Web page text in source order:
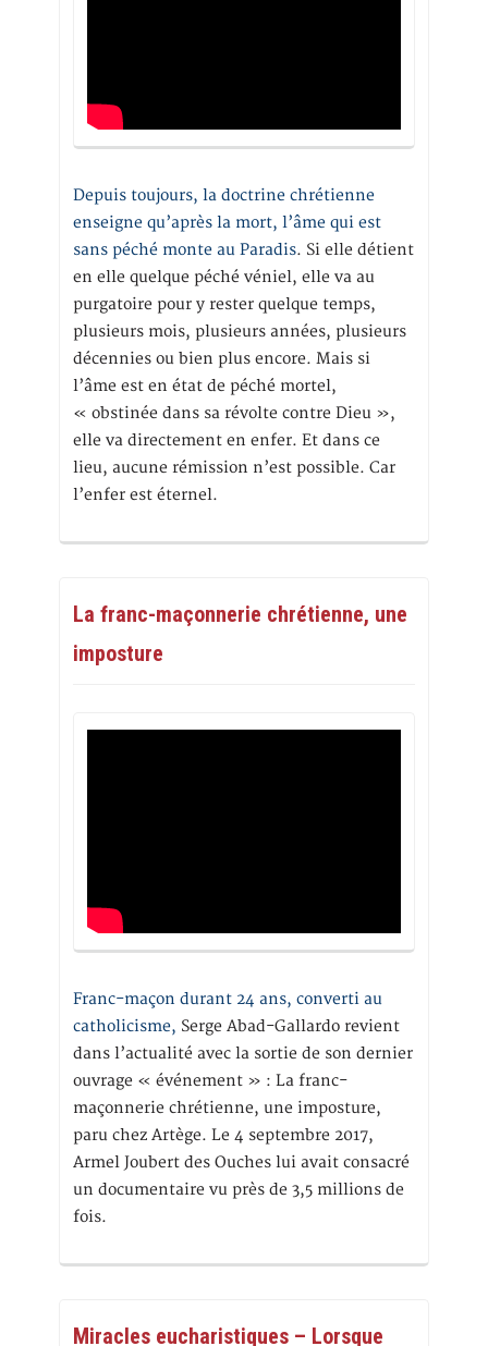
Depuis toujours, la doctrine chrétienne
enseigne qu’après la mort, l’âme qui est
sans péché monte au Paradis. Si elle détient
en elle quelque péché véniel, elle va au
purgatoire pour y rester quelque temps,
plusieurs mois, plusieurs années, plusieurs
décennies ou bien plus encore. Mais si
l’âme est en état de péché mortel,
« obstinée dans sa révolte contre Dieu »,
elle va directement en enfer. Et dans ce
lieu, aucune rémission n’est possible. Car
l’enfer est éternel.
La franc-maçonnerie chrétienne, une
imposture
Franc-maçon durant 24 ans, converti au
catholicisme, Serge Abad-Gallardo revient
dans l’actualité avec la sortie de son dernier
ouvrage « événement » : La franc-
maçonnerie chrétienne, une imposture,
paru chez Artège. Le 4 septembre 2017,
Armel Joubert des Ouches lui avait consacré
un documentaire vu près de 3,5 millions de
fois.
Miracles eucharistiques – Lorsque